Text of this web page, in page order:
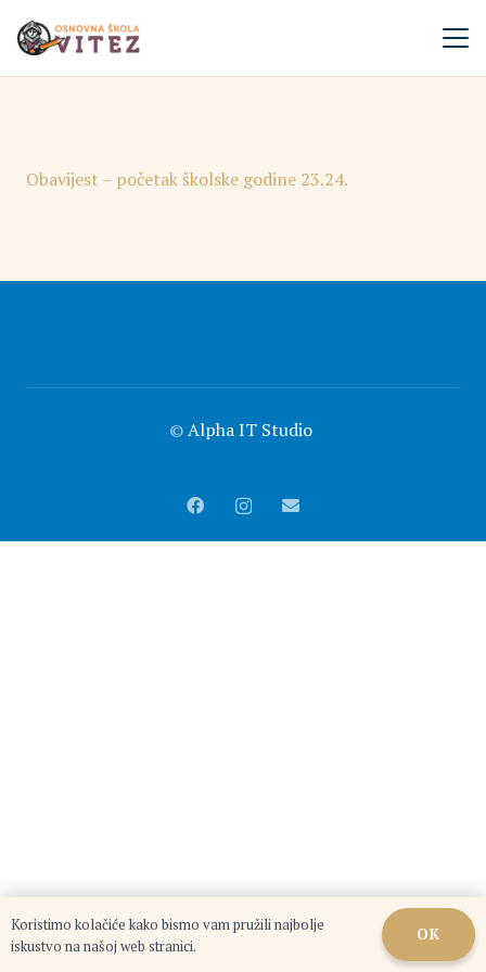
Obavijest – početak školske godine 23.24.
©Alpha IT Studio
Koristimo kolačiće kako bismo vam pružili najbolje
iskustvo na našoj web stranici.
OK